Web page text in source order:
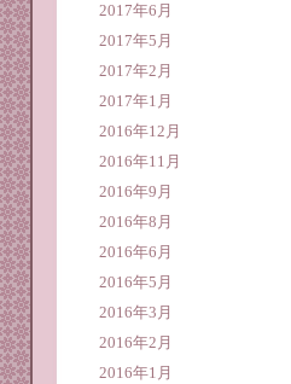
2017年6月
2017年5月
2017年2月
2017年1月
2016年12月
2016年11月
2016年9月
2016年8月
2016年6月
2016年5月
2016年3月
2016年2月
2016年1月